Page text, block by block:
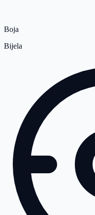
Boja
Bijela